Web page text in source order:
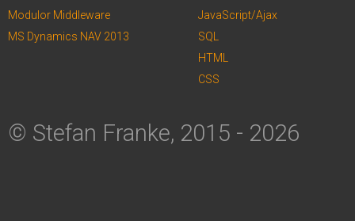
Modulor Middleware
MS Dynamics NAV 2013
JavaScript/Ajax
SQL
HTML
CSS
© Stefan Franke, 2015 - 2026